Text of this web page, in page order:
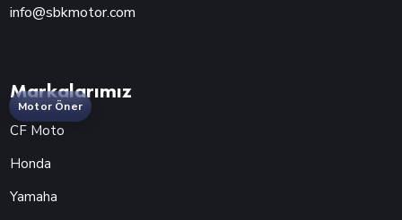
info@sbkmotor.com
Markalarımız
CF Moto
Honda
Yamaha
Motor Öner